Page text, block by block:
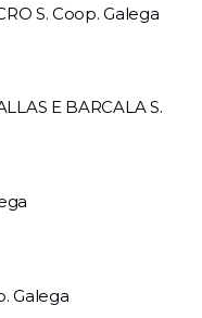
S. Coop. Galega
E BARCALA S.
Galega